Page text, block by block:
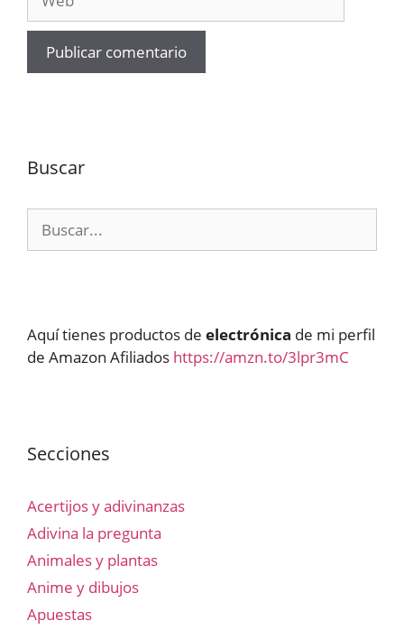
Buscar
Aquí tienes productos de electrónica de mi perfil
de Amazon Afiliados https://amzn.to/3lpr3mC
Secciones
Acertijos y adivinanzas
Adivina la pregunta
Animales y plantas
Anime y dibujos
Apuestas